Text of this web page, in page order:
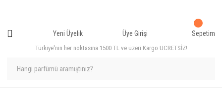
Türkiye'nin her noktasına 1500 TL ve üzeri Kargo ÜCRETSİZ!
Yeni Üyelik Üye Girişi Sepetim